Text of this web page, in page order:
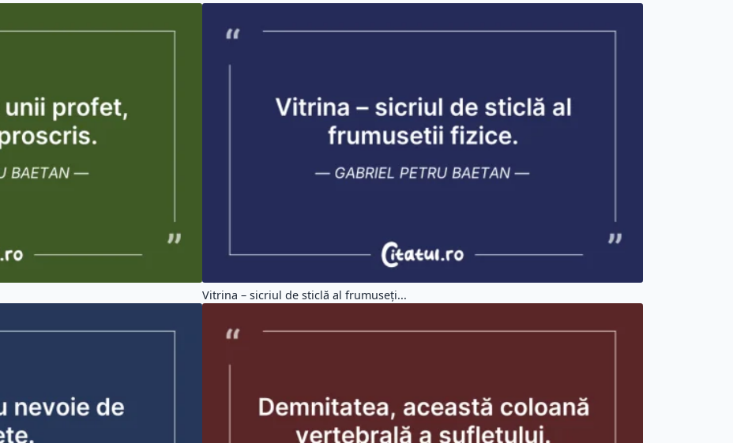
Vitrina – sicriul de sticlă al frumuseți...